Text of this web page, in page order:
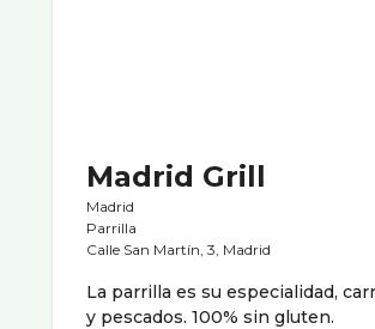
Madrid Grill
Madrid
Parrilla
Calle San Martín, 3, Madrid
La parrilla es su especialidad,
y pescados. 100% sin gluten.